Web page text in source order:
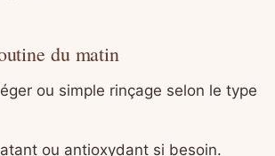
du matin
ou simple rinçage selon le type
ou antioxydant si besoin.